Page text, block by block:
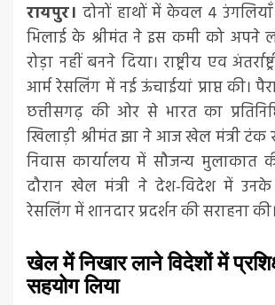
रायपुर। दोनों हाथों में केवल 4
भिलाई के श्रीमंत ने इस कमी को अपने
रोड़ा नहीं बनने दिया। राष्ट्रीय एव
आर्म रेसलिंग में नई ऊंचाईयां प्राप्त की।
छत्तीसगढ़ की ओर से भारत का
खिलाड़ी श्रीमंत झा ने आज खेल मंत्री टंक
निवास कार्यालय में सौजन्य मुलाकात
दौरान खेल मंत्री ने देश-विदेश में उनके
रेसलिंग में शानदार प्रदर्शन की सराहना की।
खेल में निखार लाने विदेशों में
सहयोग लिया